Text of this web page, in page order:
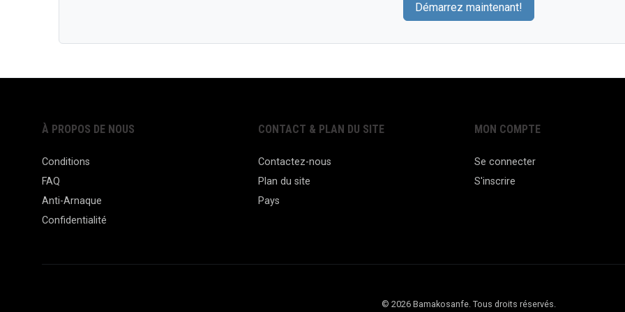
Démarrez maintenant!
À PROPOS DE NOUS
Conditions
FAQ
Anti-Arnaque
Confidentialité
CONTACT & PLAN DU SITE
Contactez-nous
Plan du site
Pays
MON COMPTE
Se connecter
S'inscrire
© 2026 Bamakosanfe. Tous droits réservés.